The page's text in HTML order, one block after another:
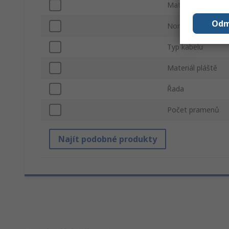
Materiál vodiče
Normy/schválení
Typ kabelu
Materiál pláště
Řada
Počet pramenů
Najít podobné produkty